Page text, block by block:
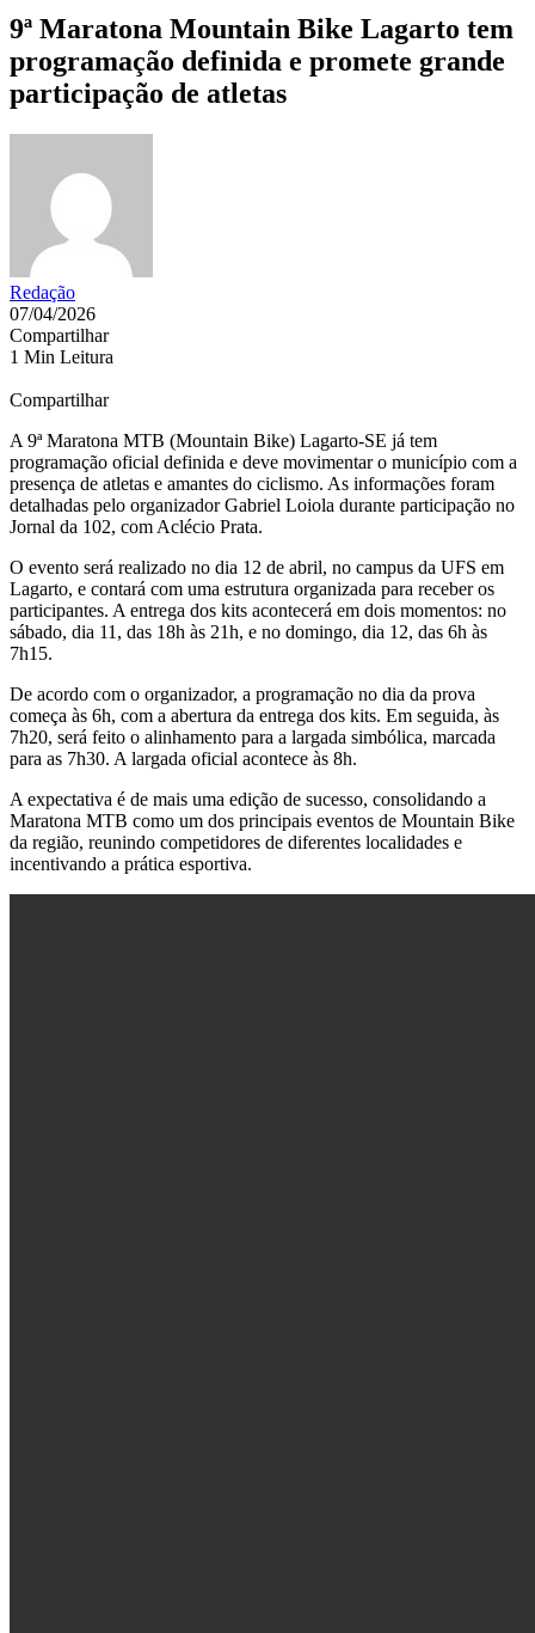
9ª Maratona Mountain Bike Lagarto tem
programação definida e promete grande
participação de atletas
Redação
07/04/2026
Compartilhar
1 Min Leitura
Compartilhar
A 9ª Maratona MTB (Mountain Bike) Lagarto-SE já tem
programação oficial definida e deve movimentar o município com a
presença de atletas e amantes do ciclismo. As informações foram
detalhadas pelo organizadorGabriel Loiola durante participação no
Jornal da 102, com Aclécio Prata.
O evento será realizado no dia 12 de abril, no campus da UFS em
Lagarto, e contará com uma estrutura organizada para receber os
participantes. A entrega dos kits acontecerá em dois momentos: no
sábado, dia 11, das 18h às 21h, e no domingo, dia 12, das 6h às
7h15.
De acordo com o organizador, a programação no dia da prova
começa às 6h, com a abertura da entrega dos kits. Em seguida, às
7h20, será feito o alinhamento para a largada simbólica, marcada
para as 7h30. A largada oficial acontece às 8h.
A expectativa é de mais uma edição de sucesso, consolidando a
Maratona MTB como um dos principais eventos de Mountain Bike
da região, reunindo competidores de diferentes localidades e
incentivando a prática esportiva.